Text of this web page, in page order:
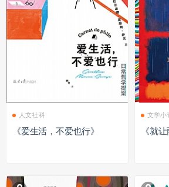
人文社科
《爱生活，不爱也行》
文学小
《就